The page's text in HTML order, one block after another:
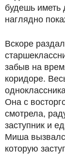
будешь иметь
наглядно
Вскоре
забыв на
коридоре.
Она с
смотрела,
заступник и
Миша
которую